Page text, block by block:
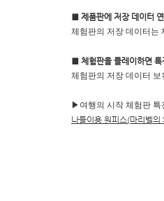
■ 제품판에 저장 데이터
체험판의 저장 데이터는
■ 체험판을 플레이하면 특
체험판의 저장 데이터
▶여행의 시작 체험판 특
나들이용 원피스(마리벨의